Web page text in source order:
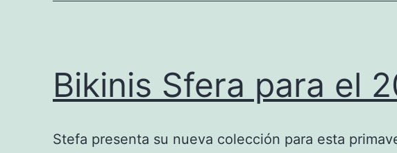
Bikinis Sfera para el
Stefa presenta su nueva colección para esta